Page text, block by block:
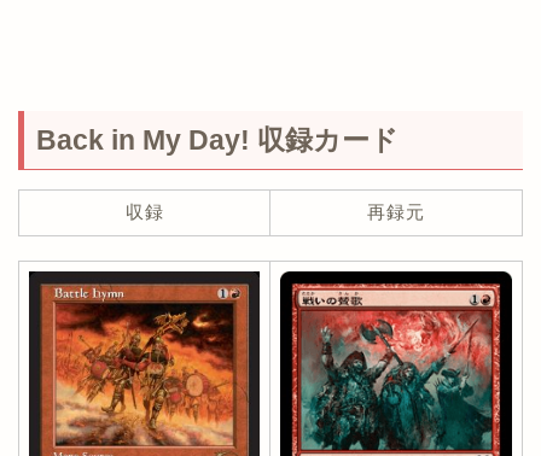
Back in My Day! 収録カード
収録 再録元